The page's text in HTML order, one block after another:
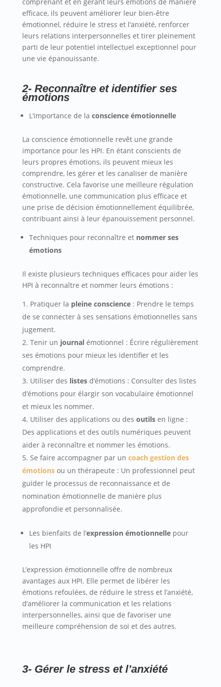
efficace, ils peuvent améliorer leur bien-être
émotionnel, réduire le stress et l’anxiété, renforcer
leurs relations interpersonnelles et tirer pleinement
parti de leur potentiel intellectuel exceptionnel pour
une vie épanouissante.
2- Reconnaître et identifier ses
émotions
L’importance de la conscience émotionnelle
La conscience émotionnelle revêt une grande
importance pour les HPI. En étant conscients de
leurs propres émotions, ils peuvent mieux les
comprendre, les gérer et les canaliser de manière
constructive. Cela favorise une meilleure régulation
émotionnelle, une communication plus efficace et
une prise de décision émotionnellement équilibrée,
contribuant ainsi à leur épanouissement personnel.
Techniques pour reconnaître et nommer ses
émotions
Il existe plusieurs techniques efficaces pour aider les
HPI à reconnaître et nommer leurs émotions :
Pratiquer la pleine conscience: Prendre le temps
de se connecter à ses sensations émotionnelles sans
jugement.
Tenir un journalémotionnel : Écrire régulièrement
ses émotions pour mieux les identifier et les
comprendre.
Utiliser des listesd’émotions : Consulter des listes
d’émotions pour élargir son vocabulaire émotionnel
et mieux les nommer.
Utiliser des applications ou des outilsen ligne :
Des applications et des outils numériques peuvent
aider à reconnaître et nommer les émotions.
Se faire accompagner par un coach gestion des
émotionsou un thérapeute : Un professionnel peut
guider le processus de reconnaissance et de
nomination émotionnelle de manière plus
approfondie et personnalisée.
Les bienfaits de l’expression émotionnellepour
les HPI
L’expression émotionnelle offre de nombreux
avantages aux HPI. Elle permet de libérer les
émotions refoulées, de réduire le stress et l’anxiété,
d’améliorer la communication et les relations
interpersonnelles, ainsi que de favoriser une
meilleure compréhension de soi et des autres.
3- Gérer le stress et l’anxiété